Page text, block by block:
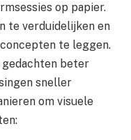
op papier.
te verduidelijken en
te leggen.
gedachten beter
sneller
om visuele